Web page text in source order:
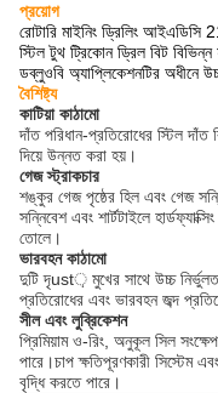
প্রয়োগ
রোটারি মাইনিং ড্রিলিং
স্টিল টুথ ট্রিকোন ড্রিল বিট
ডব্লুওবি অ্যাপ্লিকেশনটির অধীনে
বৈশিষ্ট্য
কাটিয়া কাঠামো
দাঁত পরিধান-প্রতিরোধের স্টিল দাঁত
দিয়ে উন্নত করা হয়।
গেজ স্ট্রাকচার
শঙ্কুর গেজ পৃষ্ঠের হিল এবং গেজ
সন্নিবেশ এবং শার্টটাইলে
তোলে।
ভারবহন কাঠামো
দুটি দৃust় মুখের সাথে উচ্চ
প্রতিরোধের এবং ভারবহন জব্দ
সীল এবং লুব্রিকেশন
প্রিমিয়াম ও-রিং, অনুকূল সিল
পারে।চাপ ক্ষতিপূরণকারী সিস্টেম
বৃদ্ধি করতে পারে।